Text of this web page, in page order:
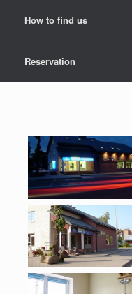
How to find us
Reservation